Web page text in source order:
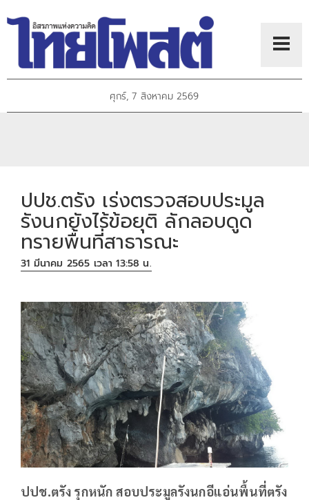
ศุกร์, 7 สิงหาคม 2569
ปปช.ตรัง เร่งตรวจสอบประมูล
รังนกยังไร้ข้อยุติ ลักลอบดูด
ทรายพื้นที่สาธารณะ
31 มีนาคม 2565 เวลา 13:58 น.
ปปช.ตรัง รุกหนัก สอบประมูลรังนกอีแอ่นพื้นที่ตรัง